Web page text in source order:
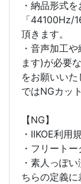
・納品形式
「44100Hz/
頂きます。
・音声加工
ます)が必要
をお願いい
ではNGカッ
【NG】
・IIKOE利用
・フリート
・素人っぽ
ちらの定義